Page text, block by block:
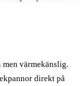
värmekänslig.
direkt på